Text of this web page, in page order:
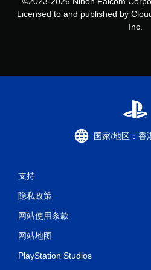
Licensed to and published by
Inc.
国家/地区：香
支持
隐私政策
网站使用条款
网站地图
PlayStation Studios